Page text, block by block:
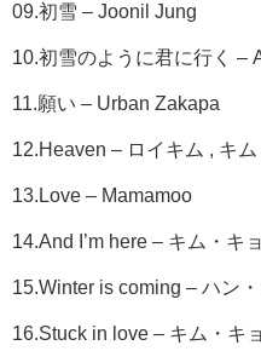
09.初雪 – Joonil Jung
10.初雪のように君に行く –
11.願い – Urban Zakapa
12.Heaven – ロイキム , キ
13.Love – Mamamoo
14.And I’m here – キム・キ
15.Winter is coming – ハン
16.Stuck in love – キム・キ